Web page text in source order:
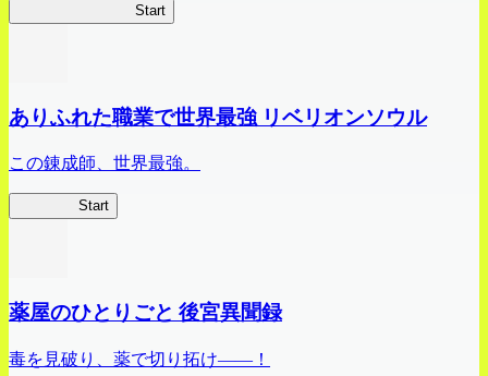
Start
ありふれた職業で世界最強 リベリオンソウル
この錬成師、世界最強。
Start
薬屋のひとりごと 後宮異聞録
毒を見破り、薬で切り拓け――！